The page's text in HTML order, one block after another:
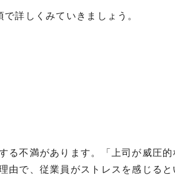
詳しくみていきましょう。
る不満があります。「上司が威圧的
由で、従業員がストレスを感じると